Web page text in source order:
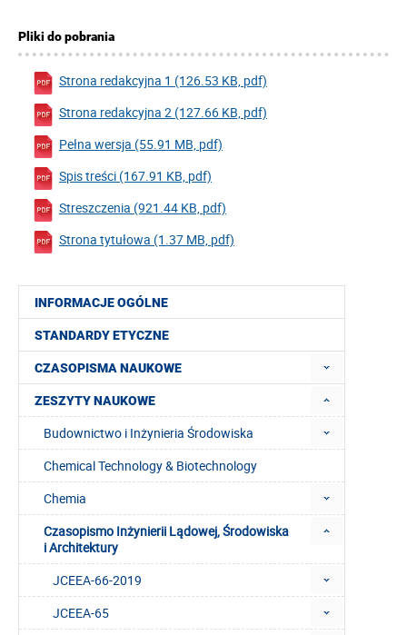
INFORMACJE OGÓLNE
STANDARDY ETYCZNE
CZASOPISMA NAUKOWE
ZESZYTY NAUKOWE
Budownictwo i Inżynieria Środowiska
Chemical Technology & Biotechnology
Chemia
Czasopismo Inżynierii Lądowej, Środowiska
i Architektury
JCEEA-66-2019
JCEEA-65
Pliki do pobrania
Strona redakcyjna 1 (126.53 KB, pdf)
Strona redakcyjna 2 (127.66 KB, pdf)
Pełna wersja (55.91 MB, pdf)
Spis treści (167.91 KB, pdf)
Streszczenia (921.44 KB, pdf)
Strona tytułowa (1.37 MB, pdf)